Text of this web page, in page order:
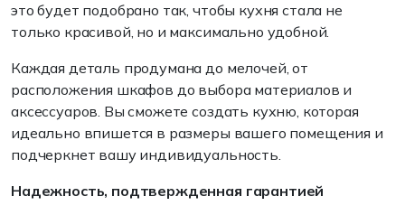
это будет подобрано так, чтобы кухня стала не
только красивой, но и максимально удобной.
Каждая деталь продумана до мелочей, от
расположения шкафов до выбора материалов и
аксессуаров. Вы сможете создать кухню, которая
идеально впишется в размеры вашего помещения и
подчеркнет вашу индивидуальность.
Надежность, подтвержденная гарантией